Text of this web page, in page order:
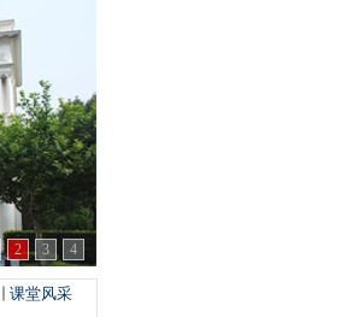
2 3 4
课堂风采